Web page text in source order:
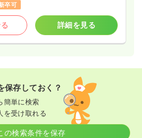
卒可
詳細を見る
保存しておく？
簡単に検索
を受け取れる
の検索条件を保存